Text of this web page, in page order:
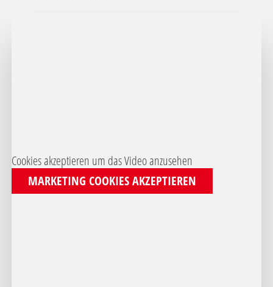
Cookies akzeptieren um das Video anzusehen
MARKETING COOKIES AKZEPTIEREN